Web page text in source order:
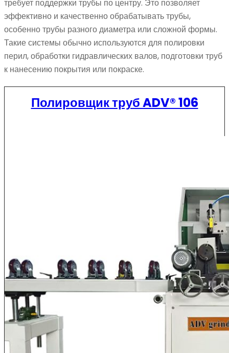
требует поддержки трубы по центру. Это позволяет
эффективно и качественно обрабатывать трубы,
особенно трубы разного диаметра или сложной формы.
Такие системы обычно используются для полировки
перил, обработки гидравлических валов, подготовки труб
к нанесению покрытия или покраске.
Полировщик труб ADV® 106